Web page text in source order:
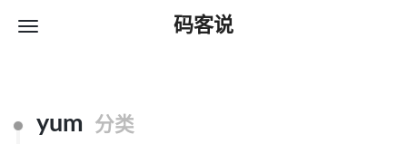
码客说
yum 分类